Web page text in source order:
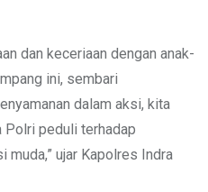
dan keceriaan dengan anak-
ini, sembari
dalam aksi, kita
Polri peduli terhadap
muda,” ujar Kapolres Indra